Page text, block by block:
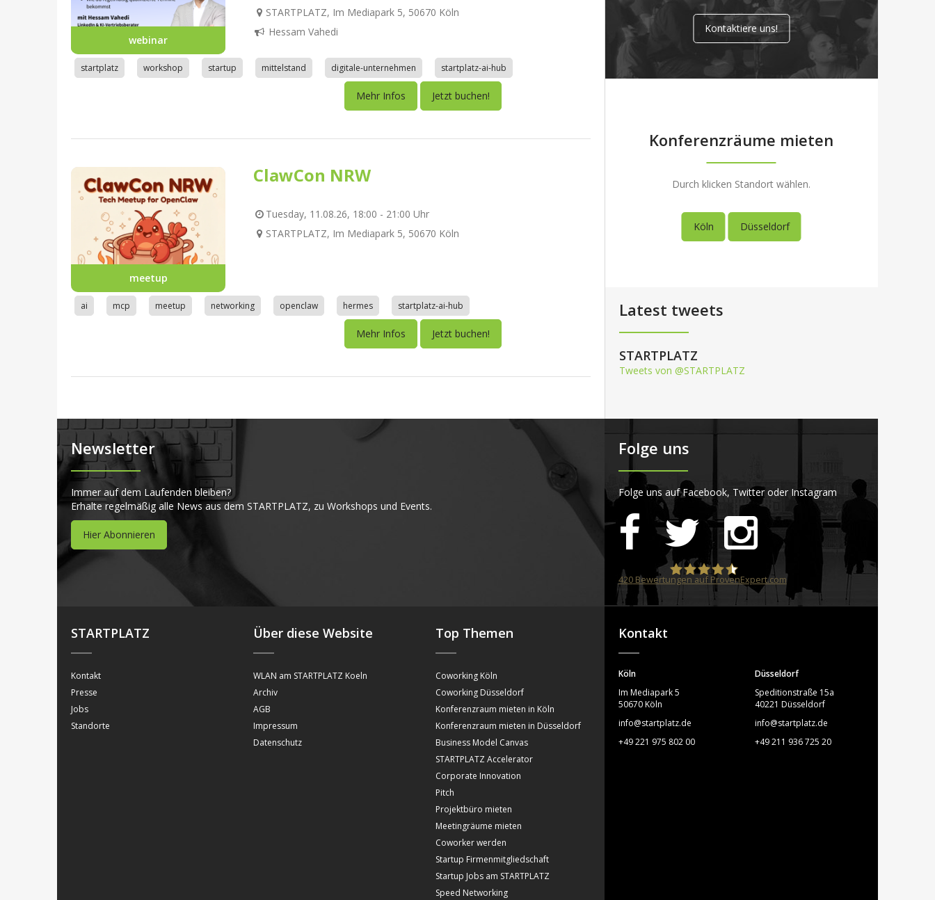
webinar
STARTPLATZ, Im Mediapark 5, 50670 Köln
Hessam Vahedi
startplatz workshop startup mittelstand digitale-unternehmen startplatz-ai-hub
Mehr Infos Jetzt buchen!
meetup
ClawCon NRW
Tuesday, 11.08.26, 18:00 - 21:00 Uhr
STARTPLATZ, Im Mediapark 5, 50670 Köln
ai mcp meetup networking openclaw hermes startplatz-ai-hub
Mehr Infos Jetzt buchen!
Kontaktiere uns!
Konferenzräume mieten
Durch klicken Standort wählen.
Köln Düsseldorf
Latest tweets
STARTPLATZ
Tweets von @STARTPLATZ
Newsletter
Immer auf dem Laufenden bleiben?
Erhalte regelmäßig alle News aus dem STARTPLATZ, zu Workshops und Events.
Hier Abonnieren
Folge uns
Folge uns auf Facebook, Twitter oder Instagram
STARTPLATZ
420Bewertungen auf ProvenExpert.com
STARTPLATZ
Kontakt
Presse
Jobs
Standorte
Über diese Website
WLAN am STARTPLATZ Koeln
Archiv
AGB
Impressum
Datenschutz
Top Themen
Coworking Köln
Coworking Düsseldorf
Konferenzraum mieten in Köln
Konferenzraum mieten in Düsseldorf
Business Model Canvas
STARTPLATZ Accelerator
Corporate Innovation
Pitch
Projektbüro mieten
Meetingräume mieten
Coworker werden
Startup Firmenmitgliedschaft
Startup Jobs am STARTPLATZ
Speed Networking
Kontakt
Köln
Im Mediapark 5
50670 Köln
info@startplatz.de
+49 221 975 802 00
Düsseldorf
Speditionstraße 15a
40221 Düsseldorf
info@startplatz.de
+49 211 936 725 20